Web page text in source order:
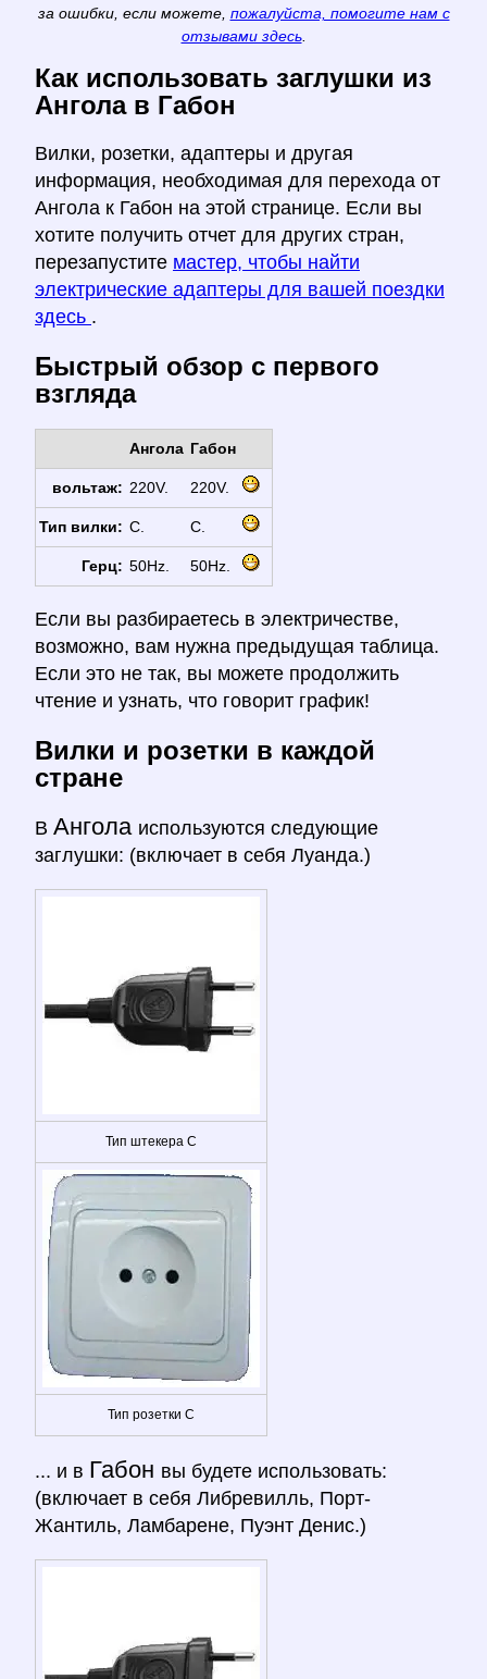
за ошибки, если можете, пожалуйста, помогите нам с
отзывами здесь.
Как использовать заглушки из
Ангола в Габон
Вилки, розетки, адаптеры и другая
информация, необходимая для перехода от
Ангола к Габон на этой странице. Если вы
хотите получить отчет для других стран,
перезапустите мастер, чтобы найти
электрические адаптеры для вашей поездки
здесь .
Быстрый обзор с первого
взгляда
Ангола Габон
вольтаж: 220V. 220V.
Тип вилки: C. C.
Герц: 50Hz. 50Hz.
Если вы разбираетесь в электричестве,
возможно, вам нужна предыдущая таблица.
Если это не так, вы можете продолжить
чтение и узнать, что говорит график!
Вилки и розетки в каждой
стране
В Ангола используются следующие
заглушки: (включает в себя Луанда.)
Тип штекера C
Тип розетки C
... и в Габон вы будете использовать:
(включает в себя Либревилль, Порт-
Жантиль, Ламбарене, Пуэнт Денис.)